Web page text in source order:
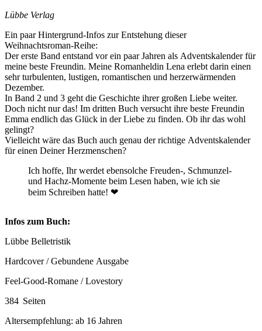
Lübbe Verlag
Ein paar Hintergrund-Infos zur Entstehung dieser
Weihnachtsroman-Reihe:
Der erste Band entstand vor ein paar Jahren als Adventskalender für
meine beste Freundin. Meine Romanheldin Lena erlebt darin einen
sehr turbulenten, lustigen, romantischen und herzerwärmenden
Dezember.
In Band 2 und 3 geht die Geschichte ihrer großen Liebe weiter.
Doch nicht nur das! Im dritten Buch versucht ihre beste Freundin
Emma endlich das Glück in der Liebe zu finden. Ob ihr das wohl
gelingt?
Vielleicht wäre das Buch auch genau der richtige Adventskalender
für einen Deiner Herzmenschen?
Ich hoffe, Ihr werdet ebensolche Freuden-, Schmunzel-
und Hachz-Momente beim Lesen haben, wie ich sie
beim Schreiben hatte! ❤︎
Infos zum Buch:
Lübbe Belletristik
Hardcover / Gebundene Ausgabe
Feel-Good-Romane / Lovestory
384 Seiten
Altersempfehlung: ab 16 Jahren